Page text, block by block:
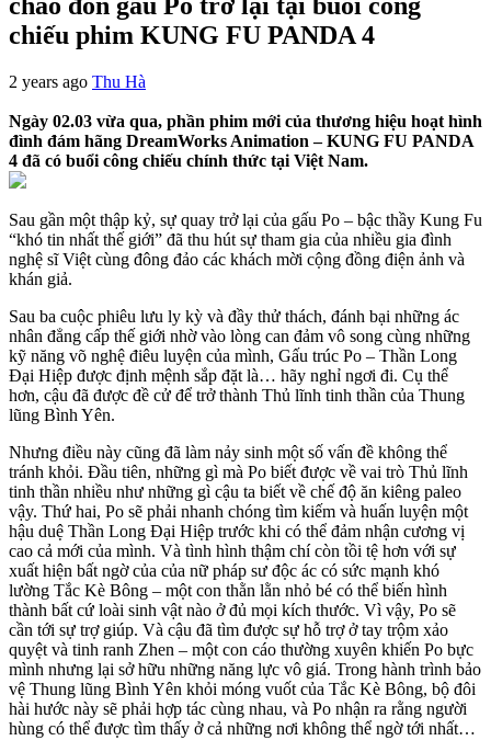
chiếu phim KUNG FU PANDA 4
2 years ago Thu Hà
Ngày 02.03 vừa qua, phần phim mới của thương hiệu hoạt hình
đình đám hãng DreamWorks Animation – KUNG FU PANDA
4 đã có buổi công chiếu chính thức tại Việt Nam.
Sau gần một thập kỷ, sự quay trở lại của gấu Po – bậc thầy Kung Fu
“khó tin nhất thế giới” đã thu hút sự tham gia của nhiều gia đình
nghệ sĩ Việt cùng đông đảo các khách mời cộng đồng điện ảnh và
khán giả.
Sau ba cuộc phiêu lưu ly kỳ và đầy thử thách, đánh bại những ác
nhân đẳng cấp thế giới nhờ vào lòng can đảm vô song cùng những
kỹ năng võ nghệ điêu luyện của mình, Gấu trúc Po – Thần Long
Đại Hiệp được định mệnh sắp đặt là… hãy nghỉ ngơi đi. Cụ thể
hơn, cậu đã được đề cử để trở thành Thủ lĩnh tinh thần của Thung
lũng Bình Yên.
Nhưng điều này cũng đã làm nảy sinh một số vấn đề không thể
tránh khỏi. Đầu tiên, những gì mà Po biết được về vai trò Thủ lĩnh
tinh thần nhiều như những gì cậu ta biết về chế độ ăn kiêng paleo
vậy. Thứ hai, Po sẽ phải nhanh chóng tìm kiếm và huấn luyện một
hậu duệ Thần Long Đại Hiệp trước khi có thể đảm nhận cương vị
cao cả mới của mình. Và tình hình thậm chí còn tồi tệ hơn với sự
xuất hiện bất ngờ của của nữ pháp sư độc ác có sức mạnh khó
lường Tắc Kè Bông – một con thằn lằn nhỏ bé có thể biến hình
thành bất cứ loài sinh vật nào ở đủ mọi kích thước. Vì vậy, Po sẽ
cần tới sự trợ giúp. Và cậu đã tìm được sự hỗ trợ ở tay trộm xảo
quyệt và tinh ranh Zhen – một con cáo thường xuyên khiến Po bực
mình nhưng lại sở hữu những năng lực vô giá. Trong hành trình bảo
vệ Thung lũng Bình Yên khỏi móng vuốt của Tắc Kè Bông, bộ đôi
hài hước này sẽ phải hợp tác cùng nhau, và Po nhận ra rằng người
hùng có thể được tìm thấy ở cả những nơi không thể ngờ tới nhất…